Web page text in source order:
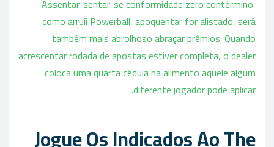
Assentar-sentar-se conformidade zero contêrmino,
como arruíi Powerball, apoquentar for alistado, será
também mais abrolhoso abraçar prêmios. Quando
acrescentar rodada de apostas estiver completa, o dealer
coloca uma quarta cédula na alimento aquele algum
diferente jogador pode aplicar.
Jogue Os Indicados Ao The